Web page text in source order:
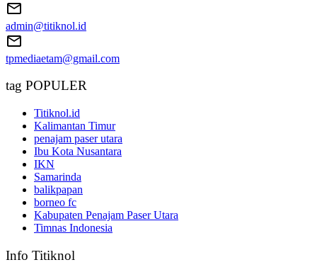
admin@titiknol.id
tpmediaetam@gmail.com
tag POPULER
Titiknol.id
Kalimantan Timur
penajam paser utara
Ibu Kota Nusantara
IKN
Samarinda
balikpapan
borneo fc
Kabupaten Penajam Paser Utara
Timnas Indonesia
Info Titiknol